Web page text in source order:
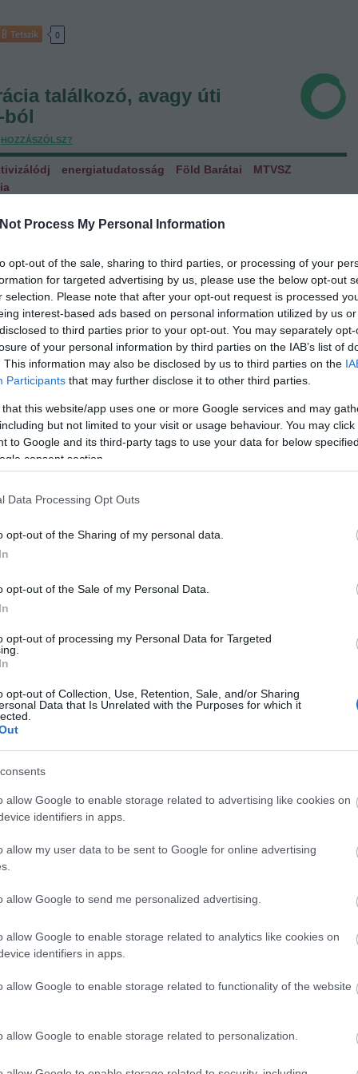
Process My Personal Information
opt-out of the sale, sharing to third parties, or processing of your
for targeted advertising by us, please use the below opt-out
selection. Please note that after your opt-out request is processed
interest-based ads based on personal information utilized by us
to third parties prior to your opt-out. You may separately
of your personal information by third parties on the IAB’s list of
This information may also be disclosed by us to third parties on the
Participants that may further disclose it to other third parties.
that this website/app uses one or more Google services and may
but not limited to your visit or usage behaviour. You may
to Google and its third-party tags to use your data for below
consent section.
Data Processing Opt Outs
opt-out of the Sharing of my personal data.
opt-out of the Sale of my Personal Data.
opt-out of processing my Personal Data for Targeted
opt-out of Collection, Use, Retention, Sale, and/or Sharing
Data that Is Unrelated with the Purposes for which it
allow Google to enable storage related to advertising like cookies on
identifiers in apps.
allow my user data to be sent to Google for online advertising
allow Google to send me personalized advertising.
allow Google to enable storage related to analytics like cookies on
identifiers in apps.
allow Google to enable storage related to functionality of the website
allow Google to enable storage related to personalization.
Tetszik 0
találkozó, avagy úti
ból
HOZZÁSZÓLSZ?
energiatudatosság Föld Barátai
MTVSZ
körülnézünk – akár szűkebb környezetünkben, akár Európában,
technológiai…
Tetszik 0
egyetemista tábor
önrendelkezés
a Zöld Nyári Napok egyetemista táborunkat Bodrogolasziban
nagyon készültünk, hogy felejthetetlenné tegyük. Örültünk,
az ELTE…
és lengyel biogáz-hálózat,
energia? Nr.2.
energiatudatosság
közösségi energia
dolgoztunk, hogy itthon is minél több olyan energiatakarékos és
induljon, amelynek hasznából minél többet részesül a